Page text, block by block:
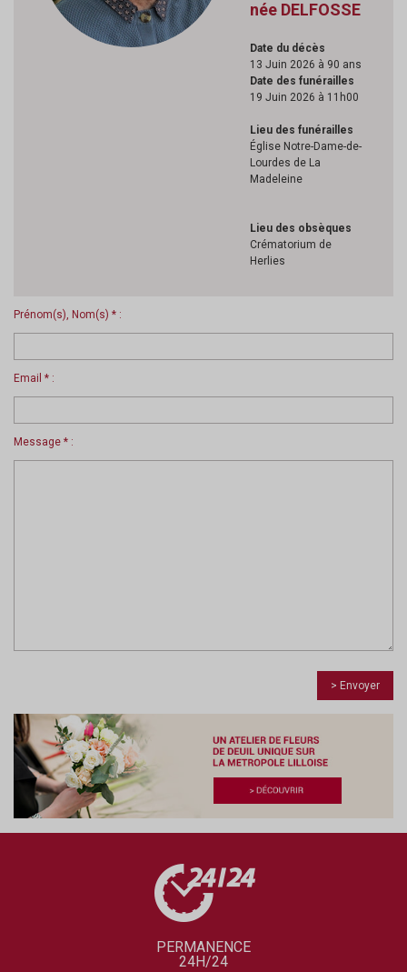
née DELFOSSE
Date du décès
13 Juin 2026 à 90 ans
Date des funérailles
19 Juin 2026 à 11h00
Lieu des funérailles
Église Notre-Dame-de-
Lourdes de La
Madeleine
Lieu des obsèques
Crématorium de
Herlies
Prénom(s), Nom(s) * :
Email * :
Message * :
> Envoyer
PERMANENCE
24H/24